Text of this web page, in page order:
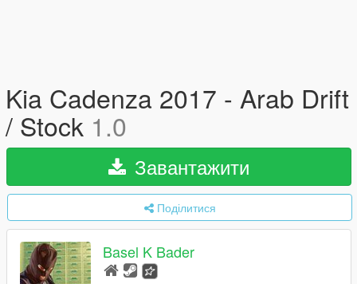
Kia Cadenza 2017 - Arab Drift
/ Stock 1.0
Завантажити
Поділитися
Basel K Bader